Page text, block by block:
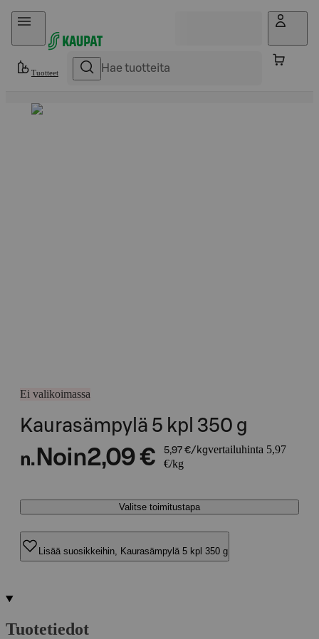
Hyppää sisältöön
Tuotteet
Ei valikoimassa
Kaurasämpylä 5 kpl 350 g
n. Noin2,09 € 5,97 €/kgvertailuhinta 5,97
€/kg
Valitse toimitustapa
Lisää suosikkeihin, Kaurasämpylä 5 kpl 350 g
Tuotetiedot